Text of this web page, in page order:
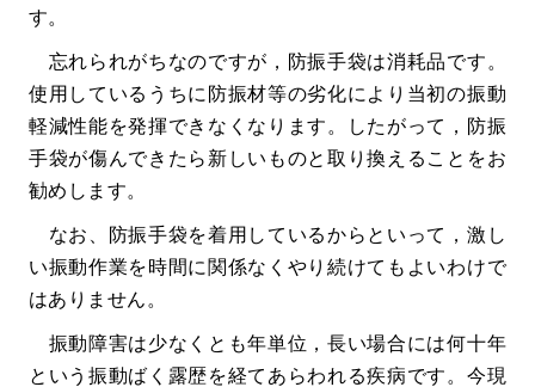
す。
忘れられがちなのですが，防振手袋は消耗品です。
使用しているうちに防振材等の劣化により当初の振動
軽減性能を発揮できなくなります。したがって，防振
手袋が傷んできたら新しいものと取り換えることをお
勧めします。
なお、防振手袋を着用しているからといって，激し
い振動作業を時間に関係なくやり続けてもよいわけで
はありません。
振動障害は少なくとも年単位，長い場合には何十年
という振動ばく露歴を経てあらわれる疾病です。今現